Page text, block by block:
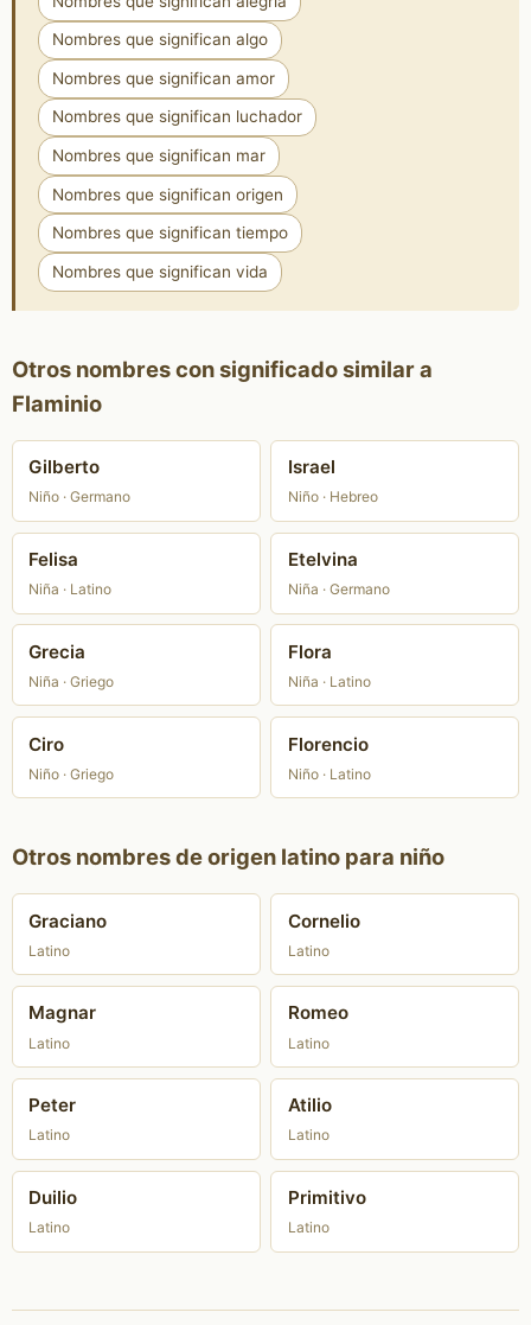
Nombres que significan algo
Nombres que significan amor
Nombres que significan luchador
Nombres que significan mar
Nombres que significan origen
Nombres que significan tiempo
Nombres que significan vida
Otros nombres con significado similar a
Flaminio
Gilberto
Niño · Germano
Israel
Niño · Hebreo
Felisa
Niña · Latino
Etelvina
Niña · Germano
Grecia
Niña · Griego
Flora
Niña · Latino
Ciro
Niño · Griego
Florencio
Niño · Latino
Otros nombres de origen latino para niño
Graciano
Latino
Cornelio
Latino
Magnar
Latino
Romeo
Latino
Peter
Latino
Atilio
Latino
Duilio
Latino
Primitivo
Latino